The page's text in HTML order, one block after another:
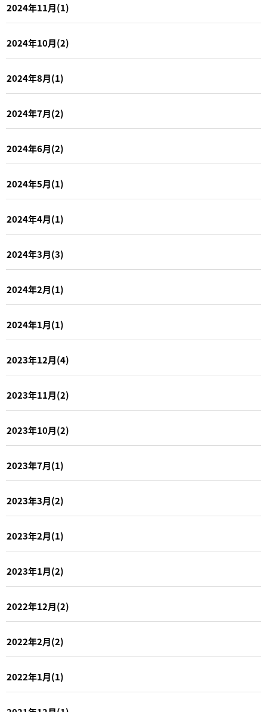
2024年11月(1)
2024年10月(2)
2024年8月(1)
2024年7月(2)
2024年6月(2)
2024年5月(1)
2024年4月(1)
2024年3月(3)
2024年2月(1)
2024年1月(1)
2023年12月(4)
2023年11月(2)
2023年10月(2)
2023年7月(1)
2023年3月(2)
2023年2月(1)
2023年1月(2)
2022年12月(2)
2022年2月(2)
2022年1月(1)